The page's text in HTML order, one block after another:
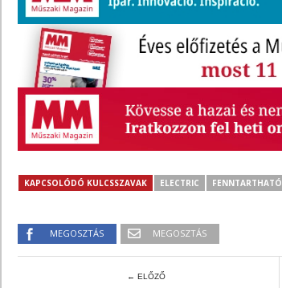
KAPCSOLÓDÓ KULCSSZAVAK ELECTRIC FENNTARTHATÓ
MEGOSZTÁS MEGOSZTÁS
← ELŐZŐ